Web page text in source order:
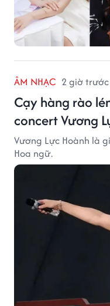
ÂM NHẠC 2 giờ trước
Cạy hàng rào
concert Vương
Vương Lực Hoành là
Hoa ngữ.